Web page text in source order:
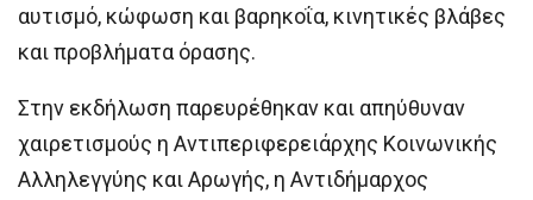
αυτισμό, κώφωση και βαρηκοΐα, κινητικές βλάβες
και προβλήματα όρασης.
Στην εκδήλωση παρευρέθηκαν και απηύθυναν
χαιρετισμούς η Αντιπεριφερειάρχης Κοινωνικής
Αλληλεγγύης και Αρωγής, η Αντιδήμαρχος